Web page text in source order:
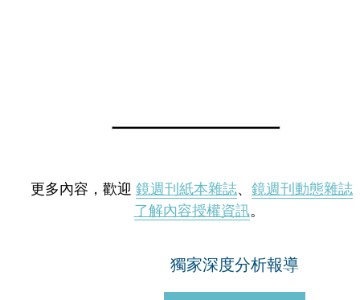
更多內容，歡迎 鏡週刊紙本雜誌、 鏡週刊動態雜誌
了解內容授權資訊。
獨家深度分析報導